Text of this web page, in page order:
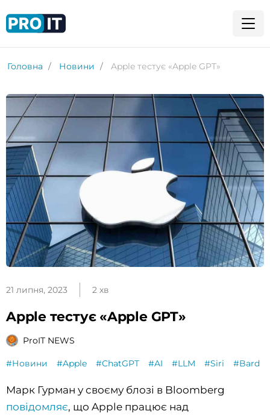
Головна Новини Apple тестує «Apple GPT»
21 липня, 2023 2 хв
Apple тестує «Apple GPT»
ProIT NEWS
#Новини #Apple #ChatGPT #AI #LLM #Siri #Bard
Марк Гурман у своєму блозі в Bloomberg
повідомляє, що Apple працює над